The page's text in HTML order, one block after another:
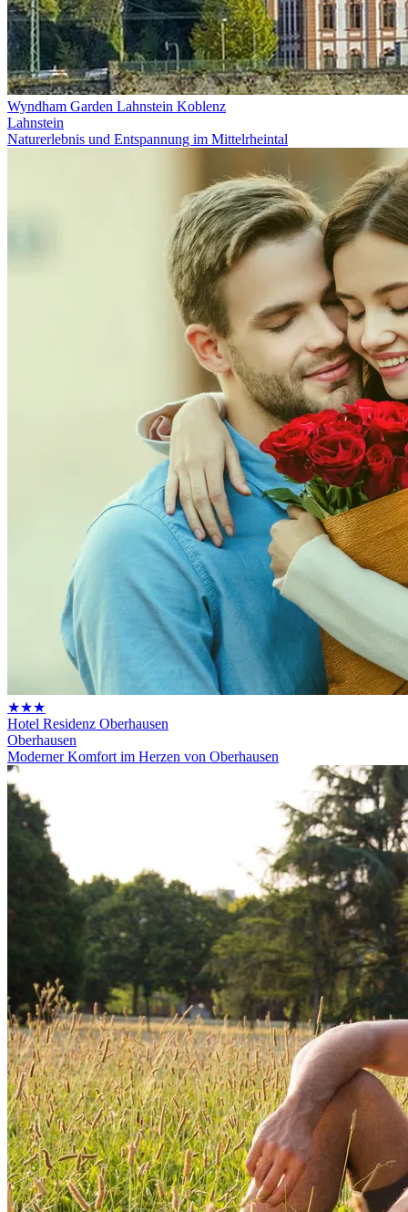
Wyndham Garden Lahnstein Koblenz
Lahnstein
Naturerlebnis und Entspannung im Mittelrheintal
★★★
Hotel Residenz Oberhausen
Oberhausen
Moderner Komfort im Herzen von Oberhausen